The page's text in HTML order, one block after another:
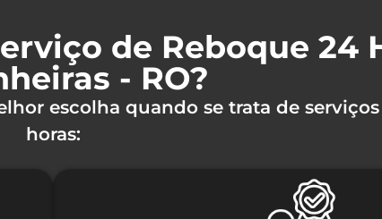
de Reboque 24
- RO?
escolha quando se trata de
horas: